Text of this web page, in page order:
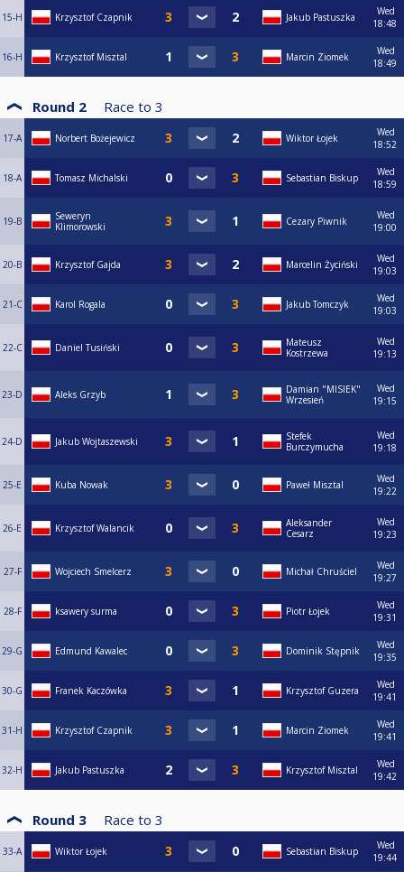
15-H Krzysztof Czapnik Jakub Pastuszka
Wed
18:48
16-H Krzysztof Misztal Marcin Ziomek
Wed
18:49
Round 2 Race to 3
17-A Norbert Bożejewicz Wiktor Łojek
Wed
18:52
18-A Tomasz Michalski Sebastian Biskup
Wed
18:59
19-B
Seweryn
Klimorowski
Cezary Piwnik
Wed
19:00
20-B Krzysztof Gajda Marcelin Życiński
Wed
19:03
21-C Karol Rogala Jakub Tomczyk
Wed
19:03
22-C Daniel Tusiński
Mateusz
Kostrzewa
Wed
19:13
23-D Aleks Grzyb
Damian "MISIEK"
Wrzesień
Wed
19:15
24-D Jakub Wojtaszewski
Stefek
Burczymucha
Wed
19:18
25-E Kuba Nowak Paweł Misztal
Wed
19:22
26-E Krzysztof Walancik
Aleksander
Cesarz
Wed
19:23
27-F Wojciech Smelcerz Michał Chruściel
Wed
19:27
28-F ksawery surma Piotr Łojek
Wed
19:31
29-G Edmund Kawalec Dominik Stępnik
Wed
19:35
30-G Franek Kaczówka Krzysztof Guzera
Wed
19:41
31-H Krzysztof Czapnik Marcin Ziomek
Wed
19:41
32-H Jakub Pastuszka Krzysztof Misztal
Wed
19:42
Round 3 Race to 3
33-A Wiktor Łojek Sebastian Biskup
Wed
19:44